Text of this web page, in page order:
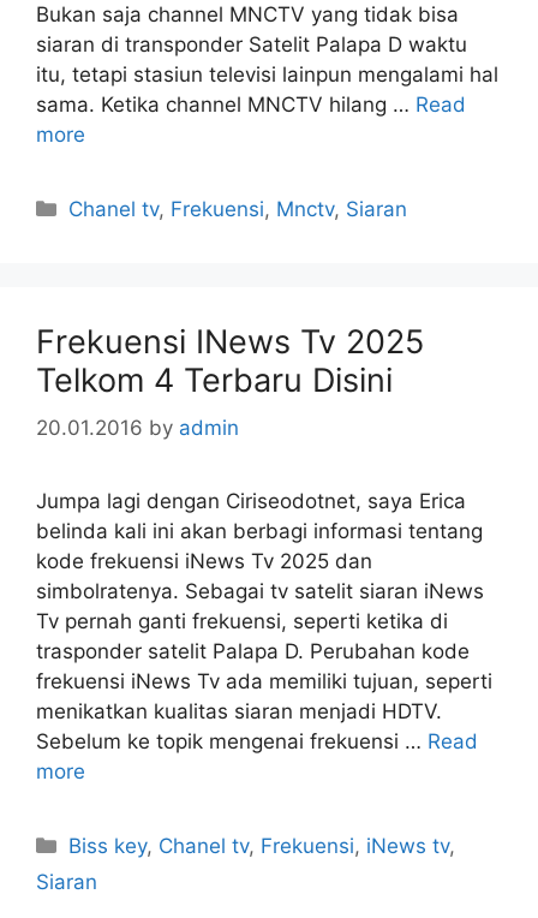
Bukan saja channel MNCTV yang tidak bisa
siaran di transponder Satelit Palapa D waktu
itu, tetapi stasiun televisi lainpun mengalami hal
sama. Ketika channel MNCTV hilang … Read
more
Categories
Chanel tv, Frekuensi, Mnctv, Siaran
Frekuensi INews Tv 2025
Telkom 4 Terbaru Disini
20.01.2016 by admin
Jumpa lagi dengan Ciriseodotnet, saya Erica
belinda kali ini akan berbagi informasi tentang
kode frekuensi iNews Tv 2025 dan
simbolratenya. Sebagai tv satelit siaran iNews
Tv pernah ganti frekuensi, seperti ketika di
trasponder satelit Palapa D. Perubahan kode
frekuensi iNews Tv ada memiliki tujuan, seperti
menikatkan kualitas siaran menjadi HDTV.
Sebelum ke topik mengenai frekuensi … Read
more
Categories
Biss key, Chanel tv, Frekuensi, iNews tv,
Siaran